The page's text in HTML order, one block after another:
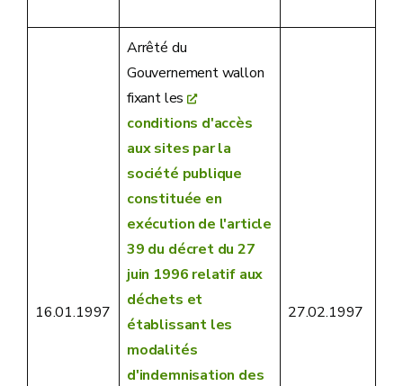
16.01.1997
Arrêté du
Gouvernement wallon
fixant les
conditions d'accès
aux sites par la
société publique
constituée en
exécution de l'article
39 du décret du 27
juin 1996 relatif aux
déchets et
établissant les
modalités
d'indemnisation des
27.02.1997